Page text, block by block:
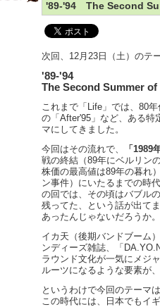
'89-'94 The Second
次回、12月23日（土）のテ
'89-'94
The Second Summer
これまで「Life」では、80
の「After'95」など、ある特
マにしてきました。
今回はその流れで、
「1989
戦の終結（89年にベルリン
株価の最高値は89年の暮れ
ン事件）にいたるまでの時
の回では、その頃はバブル
残ってた、という話が出て
あったんじゃないだろうか。
イカ天（後期バンドブーム
ンディーズ雑誌、「
ラウンド文化が一気にメジ
ルーツになるような要素が
というわけで今回のテーマ
この時代には、日本でもイ